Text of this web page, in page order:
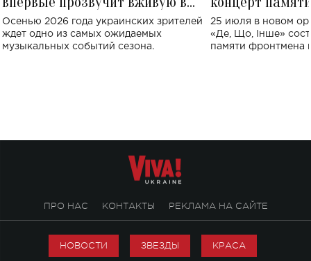
Украине: где состоится концерт
Осенью 2026 года украинских зрителей
ждет одно из самых ожидаемых
музыкальных событий сезона.
Клименко:
исполнят песни
25 июля в новом
«Де, Що, Інше»
памяти фронтмена
ПРО НАС КОНТАКТЫ РЕКЛАМА НА САЙТЕ
НОВОСТИ ЗВЕЗДЫ КРАСА